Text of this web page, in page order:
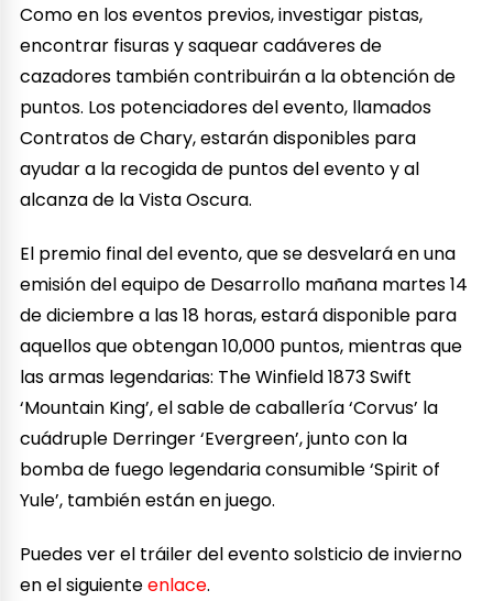
Como en los eventos previos, investigar pistas,
encontrar fisuras y saquear cadáveres de
cazadores también contribuirán a la obtención de
puntos. Los potenciadores del evento, llamados
Contratos de Chary, estarán disponibles para
ayudar a la recogida de puntos del evento y al
alcanza de la Vista Oscura.
El premio final del evento, que se desvelará en una
emisión del equipo de Desarrollo mañana martes 14
de diciembre a las 18 horas, estará disponible para
aquellos que obtengan 10,000 puntos, mientras que
las armas legendarias: The Winfield 1873 Swift
‘Mountain King’, el sable de caballería ‘Corvus’ la
cuádruple Derringer ‘Evergreen’, junto con la
bomba de fuego legendaria consumible ‘Spirit of
Yule’, también están en juego.
Puedes ver el tráiler del evento solsticio de invierno
en el siguienteenlace.